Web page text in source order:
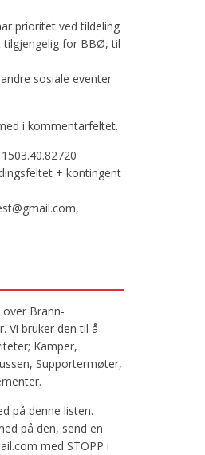
prioritet ved tildeling
for BBØ, til
sosiale eventer
i kommentarfeltet.
+ kontingent
Brann-
Vi bruker den til å
Kamper,
Supportermøter,
på denne listen.
på den, send en
med STOPP i